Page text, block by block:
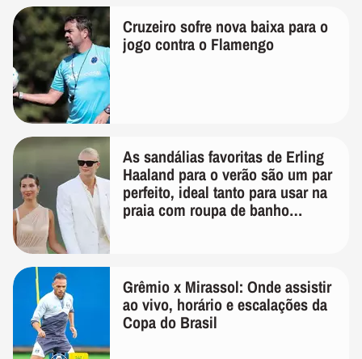
Cruzeiro sofre nova baixa para o
jogo contra o Flamengo
As sandálias favoritas de Erling
Haaland para o verão são um par
perfeito, ideal tanto para usar na
praia com roupa de banho
Grêmio x Mirassol: Onde assistir
ao vivo, horário e escalações da
Copa do Brasil